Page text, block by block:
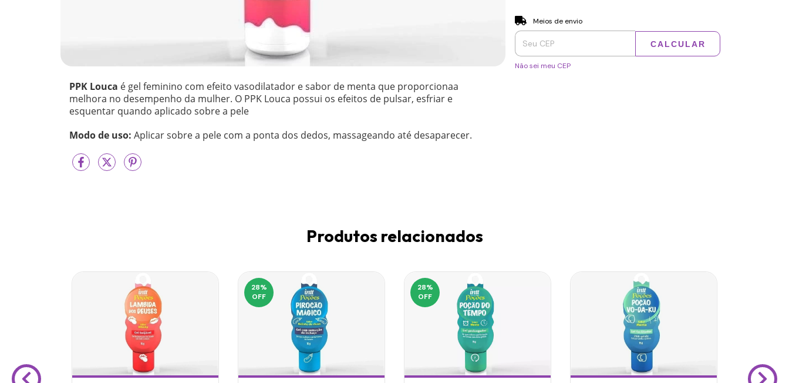
PPK Louca é gel feminino com efeito vasodilatador e sabor de menta que proporcionaa
melhora no desempenho da mulher. O PPK Louca possui os efeitos de pulsar, esfriar e
esquentar quando aplicado sobre a pele
Modo de uso: Aplicar sobre a pele com a ponta dos dedos, massageando até desaparecer.
Entregas para o CEP:
Meios de envio
CALCULAR
Não sei meu CEP
Produtos relacionados
28%
OFF
28%
OFF